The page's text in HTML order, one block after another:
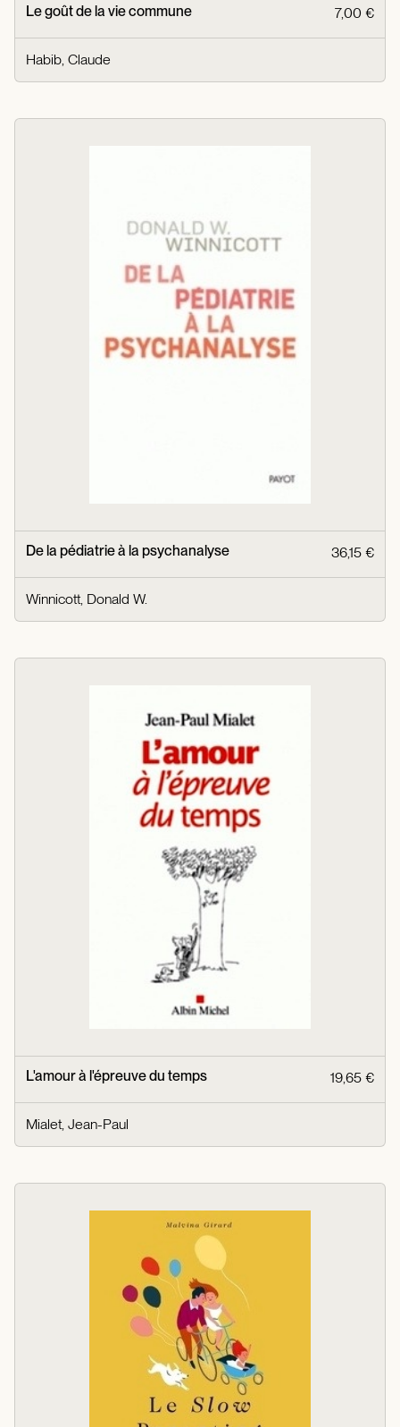
Le goût de la vie commune 7,00 €
Habib, Claude
De la pédiatrie à la psychanalyse 36,15 €
Winnicott, Donald W.
L'amour à l'épreuve du temps 19,65 €
Mialet, Jean-Paul